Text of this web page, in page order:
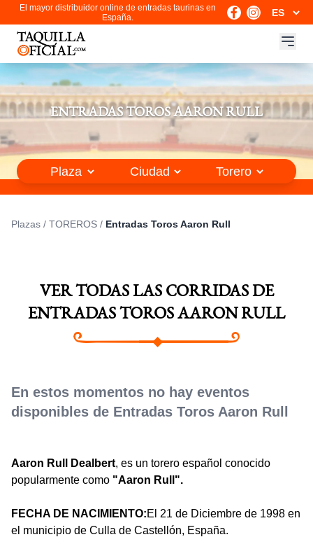
El mayor distribuidor online de entradas taurinas en
España.
ENTRADAS TOROS AARON RULL
Plazas / TOREROS / Entradas Toros Aaron Rull
VER TODAS LAS CORRIDAS DE
ENTRADAS TOROS AARON RULL
En estos momentos no hay eventos
disponibles de Entradas Toros Aaron Rull
Aaron Rull Dealbert, es un torero español conocido
popularmente como "Aaron Rull".
FECHA DE NACIMIENTO:El 21 de Diciembre de 1998 en
el municipio de Culla de Castellón, España.